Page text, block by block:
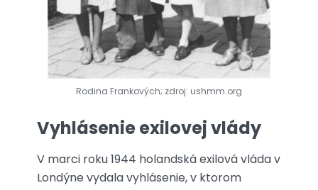
Rodina Frankových; zdroj: ushmm.org
Vyhlásenie exilovej vlády
V marci roku 1944 holandská exilová vláda v
Londýne vydala vyhlásenie, v ktorom